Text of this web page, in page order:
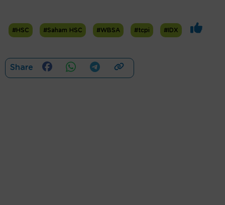
#HSC #Saham HSC #WBSA #tcpi #IDX
Share